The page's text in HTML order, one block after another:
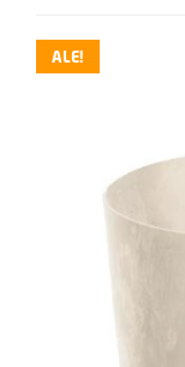
ALE!